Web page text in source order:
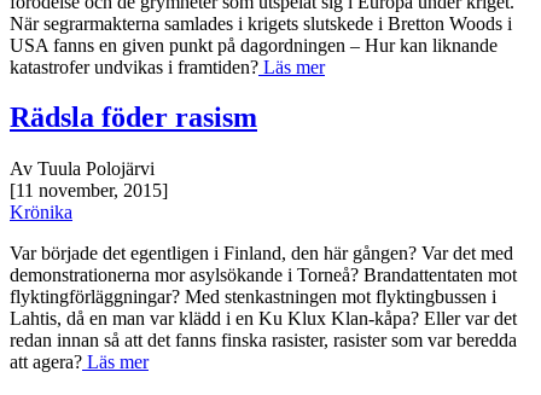
När segrarmakterna samlades i krigets slutskede i Bretton Woods i
USA fanns en given punkt på dagordningen – Hur kan liknande
katastrofer undvikas i framtiden? Läs mer
Rädsla föder rasism
Av Tuula Polojärvi
[11 november, 2015]
Krönika
Var började det egentligen i Finland, den här gången? Var det med
demonstrationerna mor asylsökande i Torneå? Brandattentaten mot
flyktingförläggningar? Med stenkastningen mot flyktingbussen i
Lahtis, då en man var klädd i en Ku Klux Klan-kåpa? Eller var det
redan innan så att det fanns finska rasister, rasister som var beredda
att agera? Läs mer